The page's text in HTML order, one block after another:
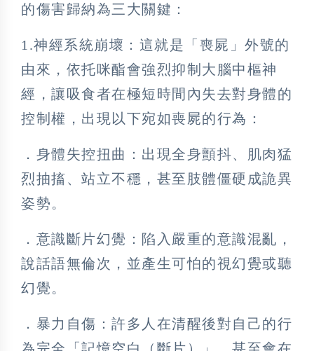
的傷害歸納為三大關鍵：
1.神經系統崩壞：這就是「喪屍」外號的
由來，依托咪酯會強烈抑制大腦中樞神
經，讓吸食者在極短時間內失去對身體的
控制權，出現以下宛如喪屍的行為：
．身體失控扭曲：出現全身顫抖、肌肉猛
烈抽搐、站立不穩，甚至肢體僵硬成詭異
姿勢。
．意識斷片幻覺：陷入嚴重的意識混亂，
說話語無倫次，並產生可怕的視幻覺或聽
幻覺。
．暴力自傷：許多人在清醒後對自己的行
為完全「記憶空白（斷片）」，甚至會在